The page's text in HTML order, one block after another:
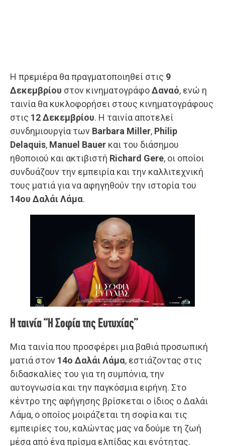
Η πρεμιέρα θα πραγματοποιηθεί στις 9
Δεκεμβρίου στον κινηματογράφοΔαναό, ενώ η
ταινία θα κυκλοφορήσει στους κινηματογράφους
στις 12 Δεκεμβρίου. Η ταινία αποτελεί
συνδημιουργία των Barbara Miller, Philip
Delaquis, Manuel Bauer και του διάσημου
ηθοποιού και ακτιβιστή Richard Gere, οι οποίοι
συνδυάζουν την εμπειρία και την καλλιτεχνική
τους ματιά για να αφηγηθούν την ιστορία του
14ου Δαλάι Λάμα.
Η ταινία “Η Σοφία της Ευτυχίας”
Μια ταινία που προσφέρει μια βαθιά προσωπική
ματιά στον 14ο Δαλάι Λάμα, εστιάζοντας στις
διδασκαλίες του για τη συμπόνια, την
αυτογνωσία και την παγκόσμια ειρήνη. Στο
κέντρο της αφήγησης βρίσκεται ο ίδιος ο Δαλάι
Λάμα, ο οποίος μοιράζεται τη σοφία και τις
εμπειρίες του, καλώντας μας να δούμε τη ζωή
μέσα από ένα πρίσμα ελπίδας και ενότητας.